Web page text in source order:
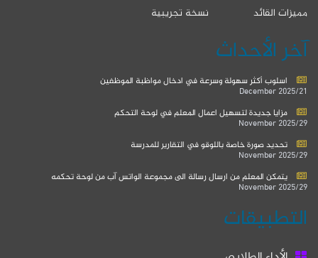
مميزات القائد
نسخة تجريبية
آخر الأحداث
اسلوب أكثر سهولة وسرعة في ادخال مواظبة الموظفين
2025/21 December
مزايا جديدة لتسهيل اعمال المعلم في لوحة التحكم
2025/29 November
تحديد صورة خاصة باللوقو في التقارير للمدرسة
2025/29 November
يتمكن المعلم من ارسال رسالة الى مجموعة الواتس آب من لوحة تحكمه
2025/29 November
التطبيقات